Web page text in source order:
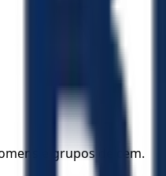
e grupos de cem.